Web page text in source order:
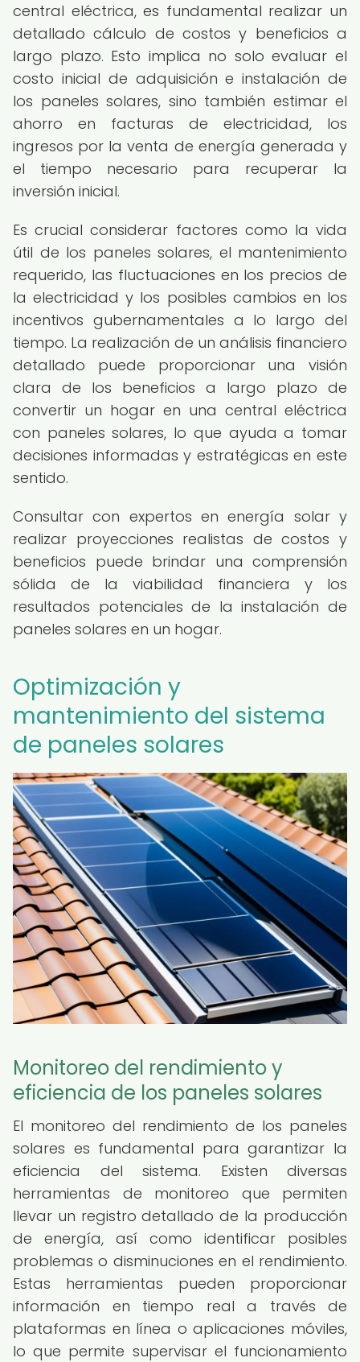
central eléctrica, es fundamental realizar un
detallado cálculo de costos y beneficios a
largo plazo. Esto implica no solo evaluar el
costo inicial de adquisición e instalación de
los paneles solares, sino también estimar el
ahorro en facturas de electricidad, los
ingresos por la venta de energía generada y
el tiempo necesario para recuperar la
inversión inicial.
Es crucial considerar factores como la vida
útil de los paneles solares, el mantenimiento
requerido, las fluctuaciones en los precios de
la electricidad y los posibles cambios en los
incentivos gubernamentales a lo largo del
tiempo. La realización de un análisis financiero
detallado puede proporcionar una visión
clara de los beneficios a largo plazo de
convertir un hogar en una central eléctrica
con paneles solares, lo que ayuda a tomar
decisiones informadas y estratégicas en este
sentido.
Consultar con expertos en energía solar y
realizar proyecciones realistas de costos y
beneficios puede brindar una comprensión
sólida de la viabilidad financiera y los
resultados potenciales de la instalación de
paneles solares en un hogar.
Optimización y
mantenimiento del sistema
de paneles solares
Monitoreo del rendimiento y
eficiencia de los paneles solares
El monitoreo del rendimiento de los paneles
solares es fundamental para garantizar la
eficiencia del sistema. Existen diversas
herramientas de monitoreo que permiten
llevar un registro detallado de la producción
de energía, así como identificar posibles
problemas o disminuciones en el rendimiento.
Estas herramientas pueden proporcionar
información en tiempo real a través de
plataformas en línea o aplicaciones móviles,
lo que permite supervisar el funcionamiento